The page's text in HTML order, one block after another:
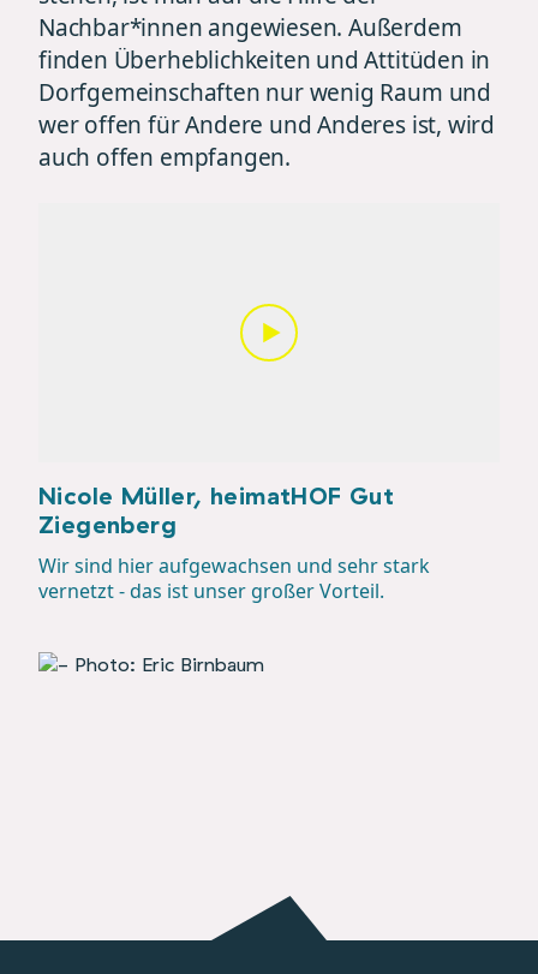
Nachbar*innen angewiesen. Außerdem
finden Überheblichkeiten und Attitüden in
Dorfgemeinschaften nur wenig Raum und
wer offen für Andere und Anderes ist, wird
auch offen empfangen.
Nicole Müller, heimatHOF Gut
Ziegenberg
Wir sind hier aufgewachsen und sehr stark
vernetzt - das ist unser großer Vorteil.